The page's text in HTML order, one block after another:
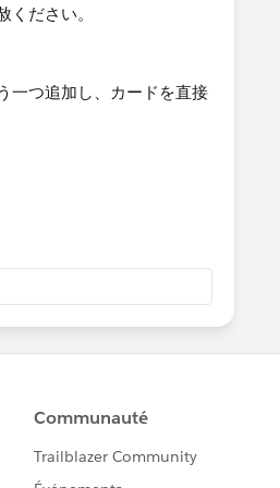
ださい。
一つ追加し、カードを直接